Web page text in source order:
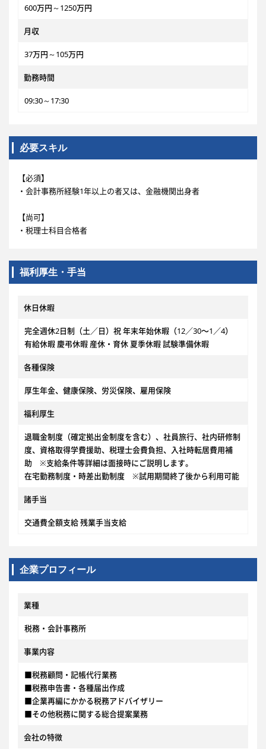
600万円～1250万円
月収
37万円～105万円
勤務時間
09:30～17:30
必要スキル
【必須】
・会計事務所経験1年以上の者又は、金融機関出身者
【尚可】
・税理士科目合格者
福利厚生・手当
休日休暇
完全週休2日制（土／日）祝 年末年始休暇（12／30〜1／4）
有給休暇 慶弔休暇 産休・育休 夏季休暇 試験準備休暇
各種保険
厚生年金、健康保険、労災保険、雇用保険
福利厚生
退職金制度（確定拠出金制度を含む）、社員旅行、社内研修制
度、資格取得学費援助、税理士会費負担、入社時転居費用補
助 ※支給条件等詳細は面接時にご説明します。
在宅勤務制度・時差出勤制度 ※試用期間終了後から利用可能
諸手当
交通費全額支給 残業手当支給
企業プロフィール
業種
税務・会計事務所
事業内容
■税務顧問・記帳代行業務
■税務申告書・各種届出作成
■企業再編にかかる税務アドバイザリー
■その他税務に関する総合提案業務
会社の特徴